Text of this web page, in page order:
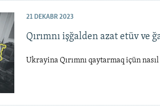
21 DEKABR 2023
Qırımnı işğalden azat etüv ve
Ukrayina Qırımnı qaytarmaq içün nasıl